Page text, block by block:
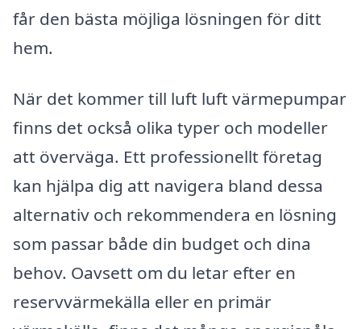
får den bästa möjliga lösningen för ditt
hem.
När det kommer till luft luft värmepumpar
finns det också olika typer och modeller
att överväga. Ett professionellt företag
kan hjälpa dig att navigera bland dessa
alternativ och rekommendera en lösning
som passar både din budget och dina
behov. Oavsett om du letar efter en
reservvärmekälla eller en primär